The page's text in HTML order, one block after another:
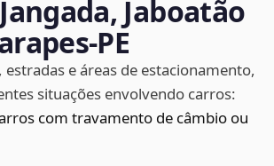
Jaboatão
e áreas de estacionamento,
situações envolvendo carros:
com travamento de câmbio ou